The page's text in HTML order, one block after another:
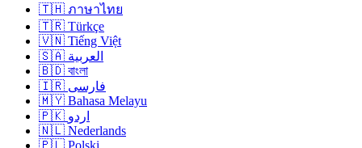
🇹🇭 ภาษาไทย
🇹🇷 Türkçe
🇻🇳 Tiếng Việt
🇸🇦 العربية
🇧🇩 বাংলা
🇮🇷 فارسی
🇲🇾 Bahasa Melayu
🇵🇰 اردو
🇳🇱 Nederlands